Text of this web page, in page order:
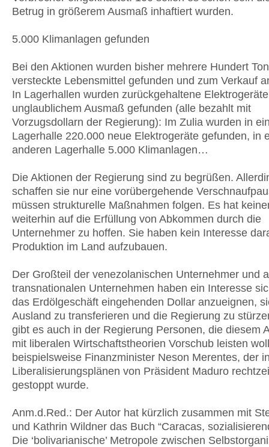
Betrug in größerem Ausmaß inhaftiert wurden.
5.000 Klimanlagen gefunden
Bei den Aktionen wurden bisher mehrere Hundert
versteckte Lebensmittel gefunden und zum Verkauf
In Lagerhallen wurden zurückgehaltene
unglaublichem Ausmaß gefunden (alle bezahlt mit
Vorzugsdollarn der Regierung): Im Zulia wurden in
Lagerhalle 220.000 neue Elektrogeräte gefunden, in
anderen Lagerhalle 5.000 Klimanlagen…
Die Aktionen der Regierung sind zu begrüßen.
schaffen sie nur eine vorübergehende
müssen strukturelle Maßnahmen folgen. Es hat
weiterhin auf die Erfüllung von Abkommen durch die
Unternehmer zu hoffen. Sie haben kein Interesse
Produktion im Land aufzubauen.
Der Großteil der venezolanischen Unternehmer und
transnationalen Unternehmen haben ein Interesse
das Erdölgeschäft eingehenden Dollar anzueignen,
Ausland zu transferieren und die Regierung zu
gibt es auch in der Regierung Personen, die diesem
mit liberalen Wirtschaftstheorien Vorschub leisten
beispielsweise Finanzminister Neson Merentes, der
Liberalisierungsplänen von Präsident Maduro
gestoppt wurde.
Anm.d.Red.: Der Autor hat kürzlich zusammen mit
und Kathrin Wildner das Buch “Caracas,
Die ‘bolivarianische’ Metropole zwischen